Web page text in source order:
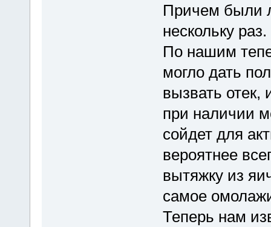
Причем были
нескольку
По нашим
могло дать
вызвать отек,
при наличии
сойдет для
вероятнее
вытяжку из
самое
Теперь нам